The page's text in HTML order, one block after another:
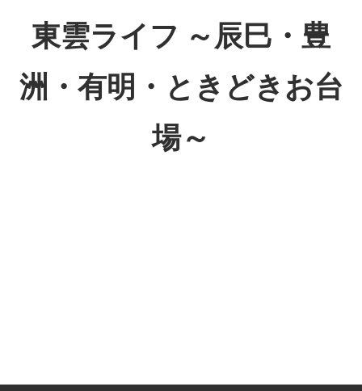
東雲ライフ ～辰巳・豊
洲・有明・ときどきお台
場～
洲・